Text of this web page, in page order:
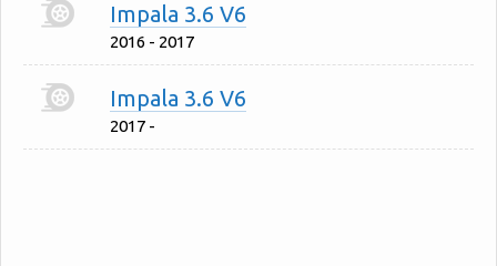
Impala 3.6 V6
2016 - 2017
Impala 3.6 V6
2017 -